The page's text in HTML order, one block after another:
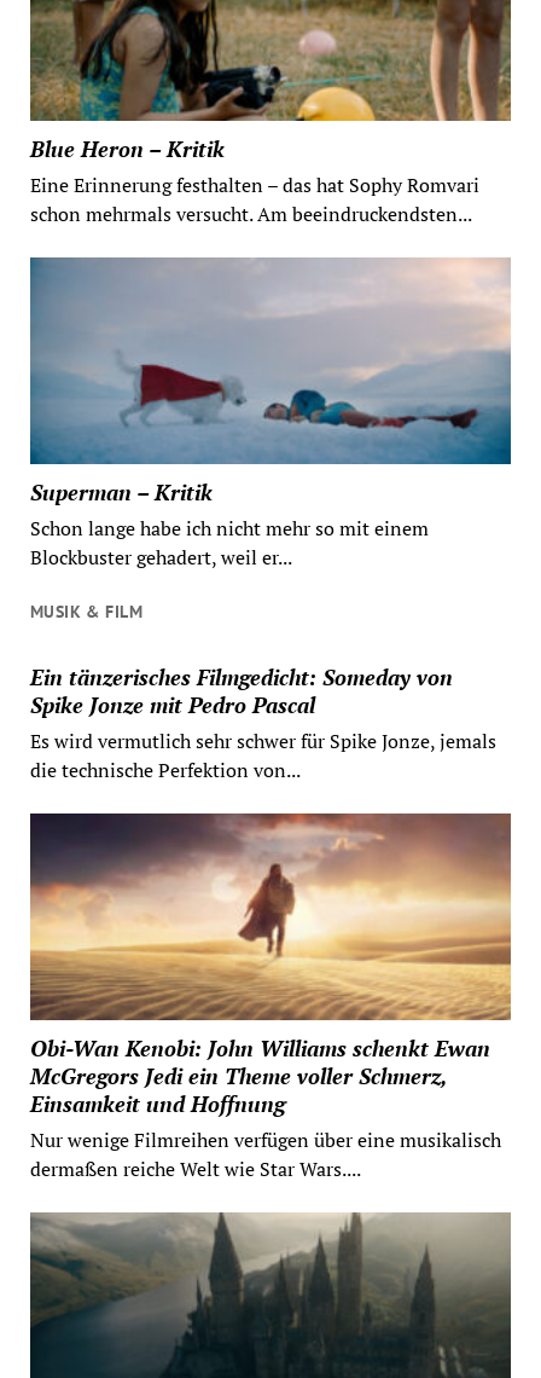
Blue Heron – Kritik
Eine Erinnerung festhalten – das hat Sophy Romvari
schon mehrmals versucht. Am beeindruckendsten...
Superman – Kritik
Schon lange habe ich nicht mehr so mit einem
Blockbuster gehadert, weil er...
MUSIK & FILM
Ein tänzerisches Filmgedicht: Someday von
Spike Jonze mit Pedro Pascal
Es wird vermutlich sehr schwer für Spike Jonze, jemals
die technische Perfektion von...
Obi-Wan Kenobi: John Williams schenkt Ewan
McGregors Jedi ein Theme voller Schmerz,
Einsamkeit und Hoffnung
Nur wenige Filmreihen verfügen über eine musikalisch
dermaßen reiche Welt wie Star Wars....